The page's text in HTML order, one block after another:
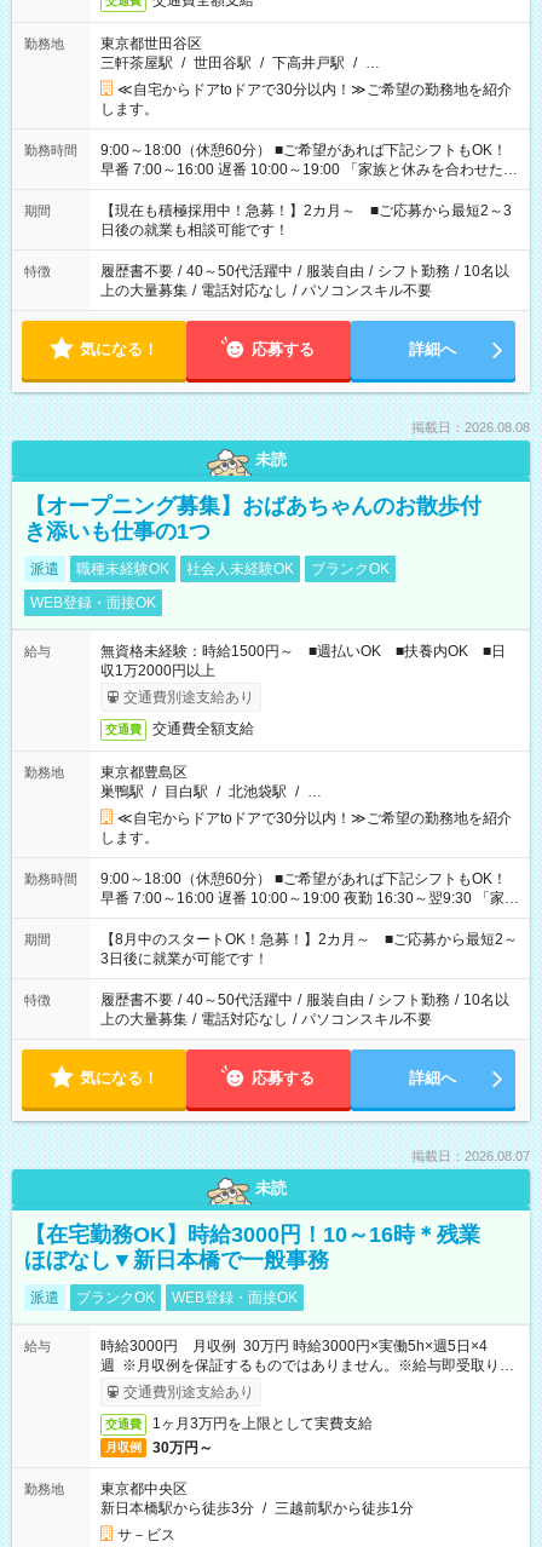
勤務地
東京都世田谷区
三軒茶屋駅 / 世田谷駅 / 下高井戸駅 / …
≪自宅からドアtoドアで30分以内！≫ご希望の勤務地を紹介
します。
勤務時間
9:00～18:00（休憩60分） ■ご希望があれば下記シフトもOK！
早番 7:00～16:00 遅番 10:00～19:00 「家族と休みを合わせた
い」 「余裕を持って夕飯の準備がしたい」 「できれば残業はし
たくない」 など、ご希望を教えてくださいね。 ※Wワーク希望
の方へ 今ご覧のお仕事で希望する勤務時間と、もう1つのお仕事
の勤務時間。 合計で週40時間を超える場合は応募できません。
期間
【現在も積極採用中！急募！】2カ月～ ■ご応募から最短2～3
日後の就業も相談可能です！
特徴 履歴書不要 / 40～50代活躍中 / 服装自由 / シフト勤務 / 10名以
上の大量募集 / 電話対応なし / パソコンスキル不要
気になる！ 応募する 詳細へ
掲載日：2026.08.08
未読
【オープニング募集】おばあちゃんのお散歩付
き添いも仕事の1つ
派遣 職種未経験OK 社会人未経験OK
ブランクOK
WEB登録・面接OK
給与
無資格未経験：時給1500円～ ■週払いOK ■扶養内OK ■日
収1万2000円以上
交通費別途支給あり
交通費 交通費全額支給
勤務地
東京都豊島区
巣鴨駅 / 目白駅 / 北池袋駅 / …
≪自宅からドアtoドアで30分以内！≫ご希望の勤務地を紹介
します。
勤務時間
9:00～18:00（休憩60分） ■ご希望があれば下記シフトもOK！
早番 7:00～16:00 遅番 10:00～19:00 夜勤 16:30～翌9:30 「家族
と休みを合わせたい」 「余裕を持って夕飯の準備がしたい」
「できれば残業はしたくない」 など、ご希望を教えてください
ね。 ※Wワーク希望の方へ 今ご覧のお仕事で希望する勤務時間
と、もう1つのお仕事の勤務時間。 合計で週40時間を超える場
合は応募できません。
期間
【8月中のスタートOK！急募！】2カ月～ ■ご応募から最短2～
3日後に就業が可能です！
特徴 履歴書不要 / 40～50代活躍中 / 服装自由 / シフト勤務 / 10名以
上の大量募集 / 電話対応なし / パソコンスキル不要
気になる！ 応募する 詳細へ
掲載日：2026.08.07
未読
【在宅勤務OK】時給3000円！10～16時＊残業
ほぼなし▼新日本橋で一般事務
派遣 ブランクOK WEB登録・面接OK
給与
時給3000円 月収例 30万円 時給3000円×実働5h×週5日×4
週 ※月収例を保証するものではありません。※給与即受取りサ
ービス利用可（利用条件有）
交通費別途支給あり
交通費 1ヶ月3万円を上限として実費支給
月収例 30万円～
勤務地
東京都中央区
新日本橋駅から徒歩3分 / 三越前駅から徒歩1分
サ－ビス